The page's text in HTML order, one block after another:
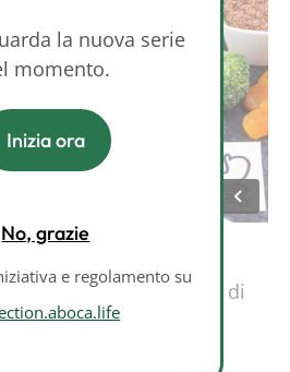
la nuova serie
momento.
Inizia ora
No, grazie
e regolamento su
enterico: una rete di
che percepisce,
con il cervello.